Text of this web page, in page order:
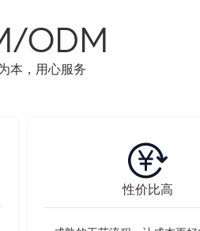
ODM
本，用心服务
性价比高